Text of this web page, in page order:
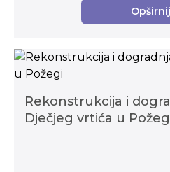
Rekonstrukcija i
Dječjeg vrtića u